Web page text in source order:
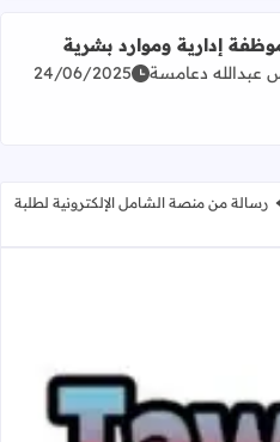
إدارية وموارد بشرية
إدارية وموارد بشرية
عبدالله دعامسة 24/06/2025
رسالة من منصة الشامل الإلكترونية لطلبة